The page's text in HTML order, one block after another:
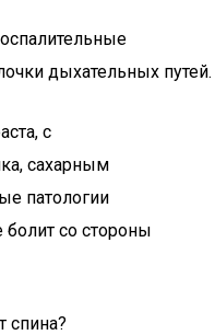
дыхательных путей.
с
сахарным
патологии
болит со стороны
спина?